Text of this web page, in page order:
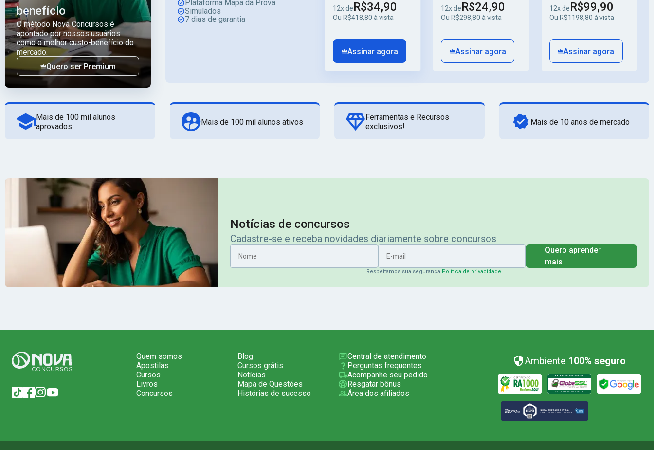
benefício
O método Nova Concursos é
apontado por nossos usuários
como o melhor custo-benefício do
mercado.
Quero ser Premium
Plataforma Mapa da Prova
Simulados
7 dias de garantia
12x deR$34,90
Ou R$418,80 à vista
Assinar agora
12x deR$24,90
Ou R$298,80 à vista
Assinar agora
12x deR$99,90
Ou R$1198,80 à vista
Assinar agora
Mais de 100 mil alunos
aprovados
Mais de 100 mil alunos ativos
Ferramentas e Recursos
exclusivos!
Mais de 10 anos de mercado
Notícias de concursos
Cadastre-se e receba novidades diariamente sobre concursos
Nome
E-mail
Quero aprender
mais
Respeitamos sua segurança.Política de privacidade
Quem somos
Apostilas
Cursos
Livros
Concursos
Blog
Cursos grátis
Notícias
Mapa de Questões
Histórias de sucesso
Central de atendimento
Perguntas frequentes
Acompanhe seu pedido
Resgatar bônus
Área dos afiliados
Ambiente 100% seguro